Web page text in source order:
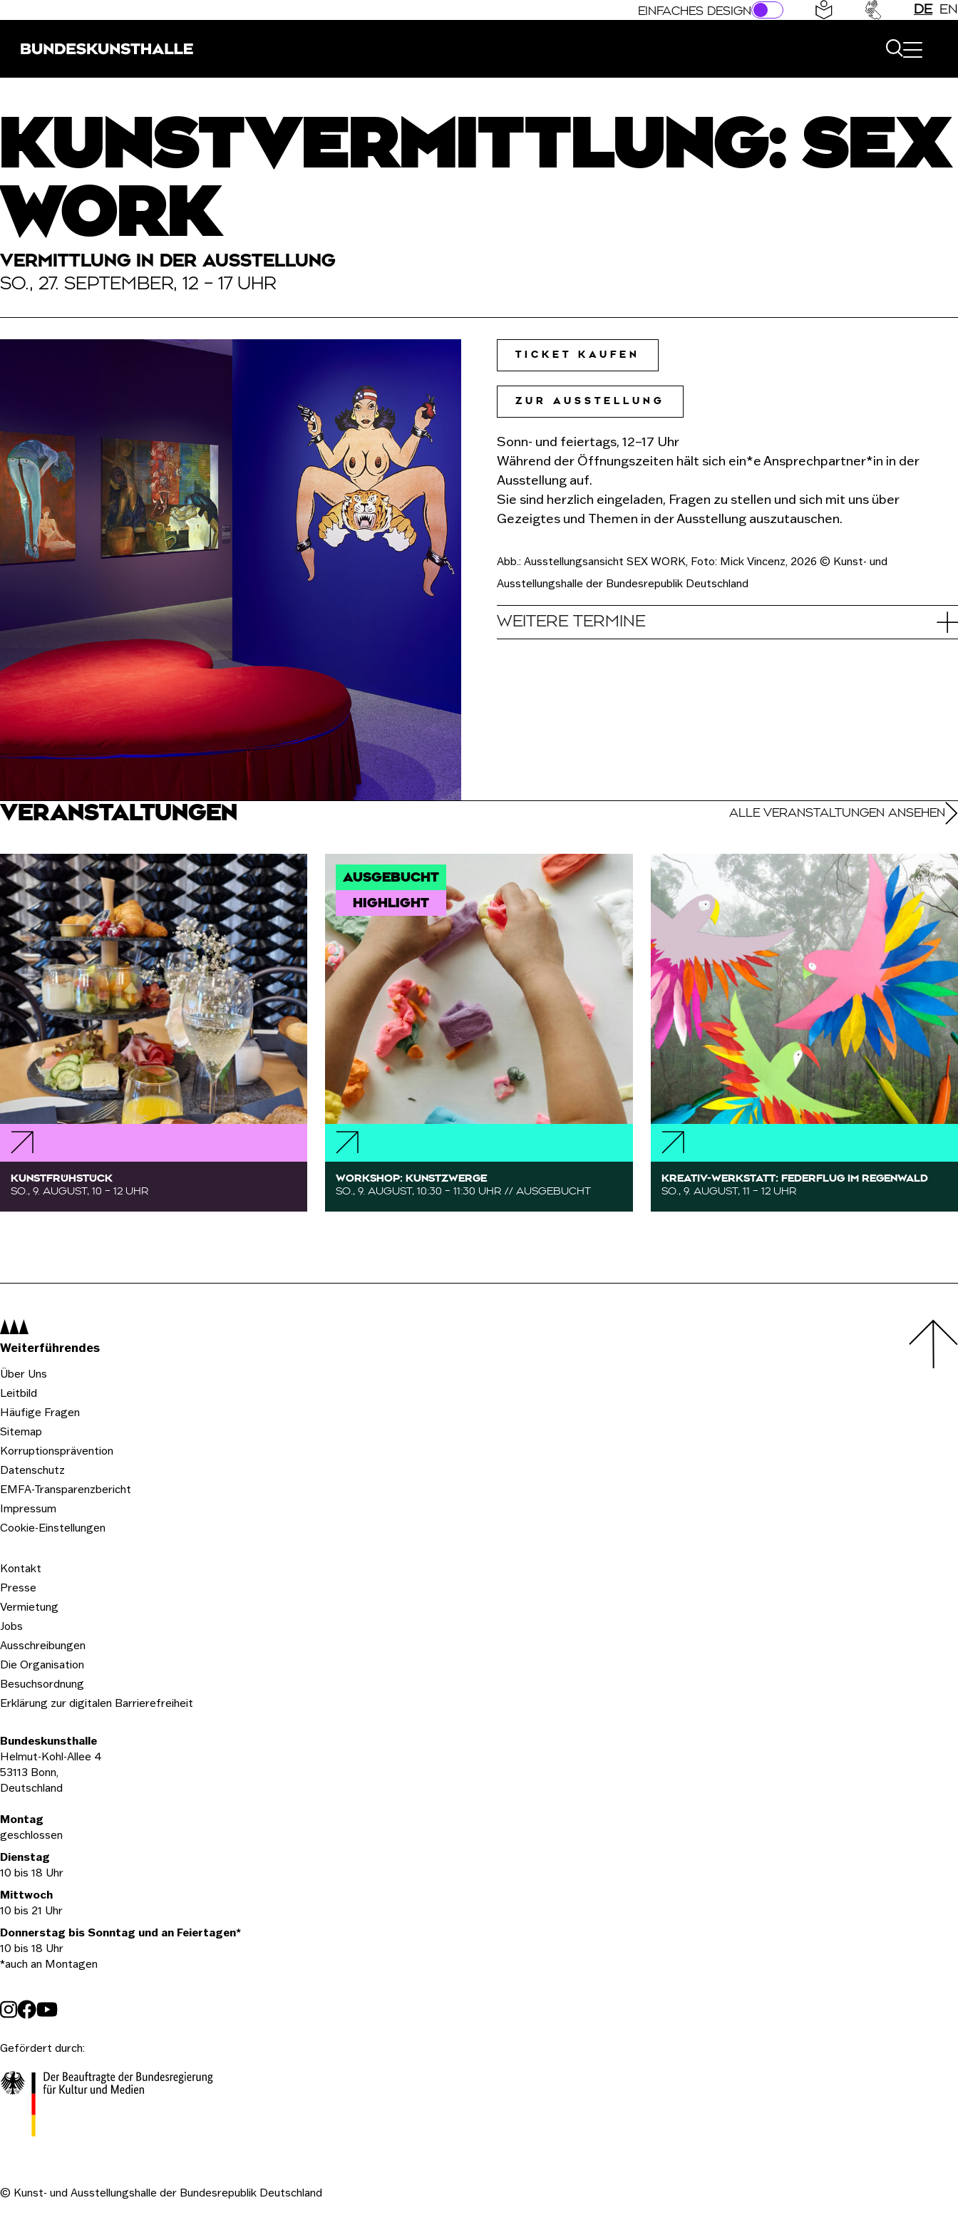
EINFACHES DESIGN DE EN
KUNSTVERMITTLUNG: SEX
WORK
VERMITTLUNG IN DER AUSSTELLUNG
SO., 27. SEPTEMBER, 12 – 17 UHR
TICKET KAUFEN
ZUR AUSSTELLUNG
Sonn- und feiertags, 12–17 Uhr
Während der Öffnungszeiten hält sich ein*e Ansprechpartner*in in der
Ausstellung auf.
Sie sind herzlich eingeladen, Fragen zu stellen und sich mit uns über
Gezeigtes und Themen in der Ausstellung auszutauschen.
Abb.: Ausstellungsansicht SEX WORK, Foto: Mick Vincenz, 2026 © Kunst- und
Ausstellungshalle der Bundesrepublik Deutschland
WEITERE TERMINE
VERANSTALTUNGEN ALLE VERANSTALTUNGEN ANSEHEN
KUNSTFRÜHSTÜCK
SO., 9. AUGUST, 10 – 12 UHR
AUSGEBUCHT
HIGHLIGHT
WORKSHOP: KUNSTZWERGE
SO., 9. AUGUST, 10:30 – 11:30 UHR // AUSGEBUCHT
KREATIV-WERKSTATT: FEDERFLUG IM REGENWALD
SO., 9. AUGUST, 11 – 12 UHR
Gefördert durch:
Navigation:
Weiterführendes
Über Uns
Leitbild
Häufige Fragen
Sitemap
Korruptionsprävention
Datenschutz
EMFA-Transparenzbericht
Impressum
Cookie-Einstellungen
Kontakt
Presse
Vermietung
Jobs
Ausschreibungen
Die Organisation
Besuchsordnung
Erklärung zur digitalen Barrierefreiheit
Bundeskunsthalle
Helmut-Kohl-Allee 4
53113 Bonn,
Deutschland
Öffnungszeiten
Montag
geschlossen
Dienstag
10 bis 18 Uhr
Mittwoch
10 bis 21 Uhr
Donnerstag bis Sonntag und an Feiertagen*
10 bis 18 Uhr
*auch an Montagen
© Kunst- und Ausstellungshalle der Bundesrepublik Deutschland